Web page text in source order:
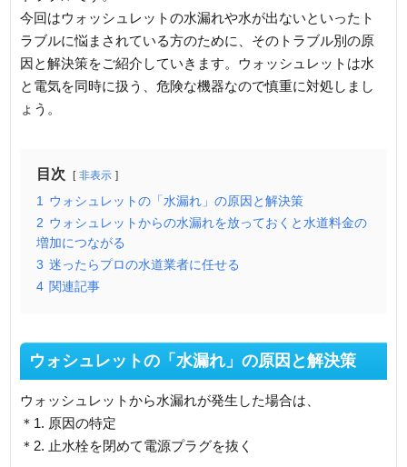
今回はウォッシュレットの水漏れや水が出ないといったト
ラブルに悩まされている方のために、そのトラブル別の原
因と解決策をご紹介していきます。ウォッシュレットは水
と電気を同時に扱う、危険な機器なので慎重に対処しまし
ょう。
目次 非表示
1 ウォシュレットの「水漏れ」の原因と解決策
2 ウォシュレットからの水漏れを放っておくと水道料金の
増加につながる
3 迷ったらプロの水道業者に任せる
4 関連記事
ウォシュレットの「水漏れ」の原因と解決策
ウォッシュレットから水漏れが発生した場合は、
＊1. 原因の特定
＊2. 止水栓を閉めて電源プラグを抜く